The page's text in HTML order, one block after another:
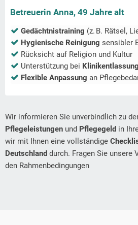
Betreuerin Anna, 49 Jahre alt
Gedächtnistraining (z. B. Rätsel,
Hygienische Reinigung sensibler
Rücksicht auf Religion und Kultur
Unterstützung bei
Flexible Anpassung an
Wir informieren Sie unverbindlich zu
Pflegeleistungen und Pflegegeld in
wir mit Ihnen eine vollständige
Deutschland durch. Fragen Sie unsere
den Rahmenbedingungen